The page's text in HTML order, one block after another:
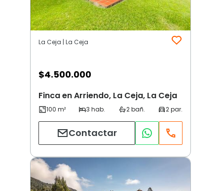
La Ceja | La Ceja
$4.500.000
Finca en Arriendo, La Ceja, La Ceja
Contactar